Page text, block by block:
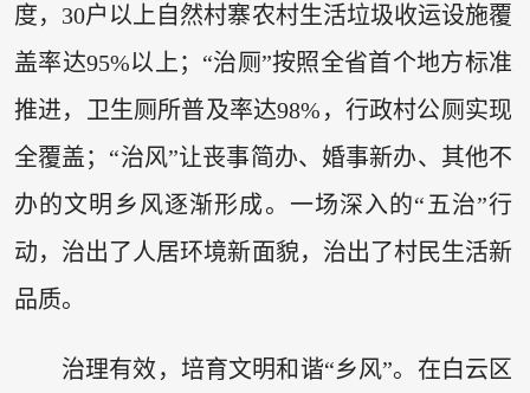
度，30户以上自然村寨农村生活垃圾收运设施覆
盖率达95%以上；“治厕”按照全省首个地方标准
推进，卫生厕所普及率达98%，行政村公厕实现
全覆盖；“治风”让丧事简办、婚事新办、其他不
办的文明乡风逐渐形成。一场深入的“五治”行
动，治出了人居环境新面貌，治出了村民生活新
品质。
治理有效，培育文明和谐“乡风”。在白云区